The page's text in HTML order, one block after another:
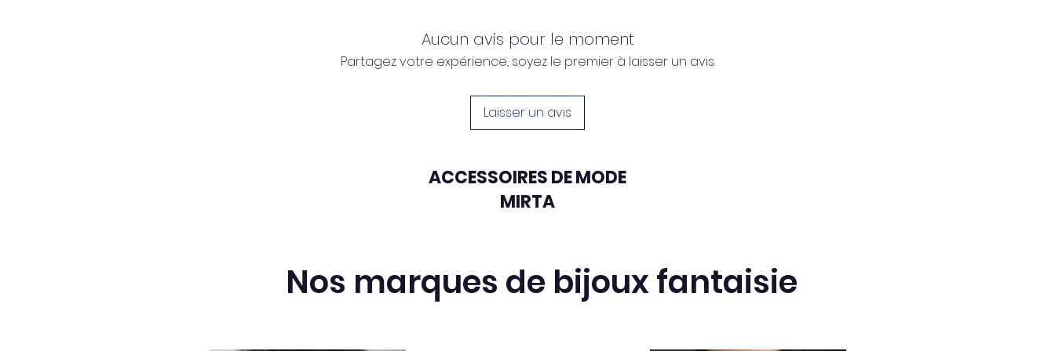
Aucun avis pour le moment
Partagez votre expérience, soyez le premier à laisser un avis.
Laisser un avis
ACCESSOIRES DE MODE
MIRTA
Nos marques de bijoux fantaisie